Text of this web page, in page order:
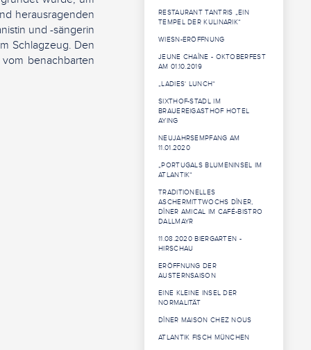
herausragenden
und -sängerin
Schlagzeug. Den
benachbarten
RESTAURANT TANTRIS „EIN
TEMPEL DER KULINARIK“
WIESN-ERÖFFNUNG
JEUNE CHAÎNE - OKTOBERFEST
AM 01.10.2019
„LADIES‘ LUNCH“
SIXTHOF-STADL IM
BRAUEREIGASTHOF HOTEL
AYING
NEUJAHRSEMPFANG AM
11.01.2020
„PORTUGALS BLUMENINSEL IM
ATLANTIK“
TRADITIONELLES
ASCHERMITTWOCHS DÎNER,
DÎNER AMICAL IM CAFÉ-BISTRO
DALLMAYR
11.08.2020 BIERGARTEN -
HIRSCHAU
ERÖFFNUNG DER
AUSTERNSAISON
EINE KLEINE INSEL DER
NORMALITÄT
DÎNER MAISON CHEZ NOUS
ATLANTIK FISCH MÜNCHEN